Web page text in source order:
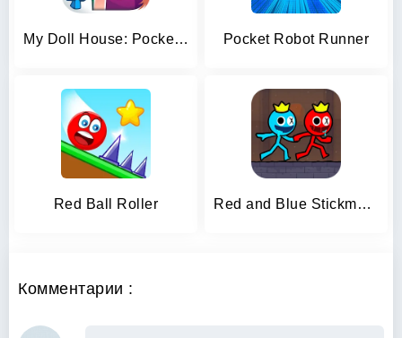
My Doll House: Pocket Dream Pocket Robot Runner
Red Ball Roller Red and Blue Stickman 2024
Комментарии :